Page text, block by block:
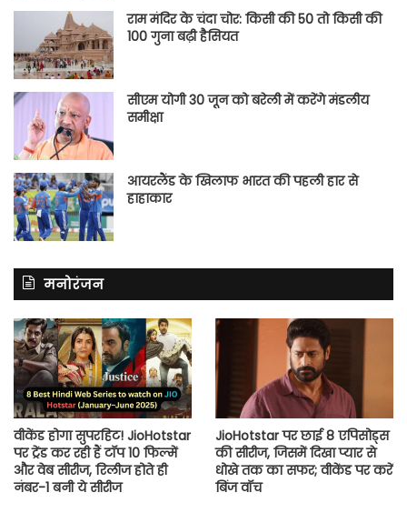
राम मंदिर के चंदा चोर: किसी की 50 तो किसी की
100 गुना बढ़ी हैसियत
सीएम योगी 30 जून को बरेली में करेंगे मंडलीय
समीक्षा
आयरलैंड के खिलाफ भारत की पहली हार से
हाहाकार
मनोरंजन
वीकेंड होगा सुपरहिट! JioHotstar
पर ट्रेंड कर रही हैं टॉप 10 फिल्में
और वेब सीरीज, रिलीज होते ही
नंबर-1 बनी ये सीरीज
JioHotstar पर छाई 8 एपिसोड्स
की सीरीज, जिसमें दिखा प्यार से
धोखे तक का सफर; वीकेंड पर करें
बिंज वॉच